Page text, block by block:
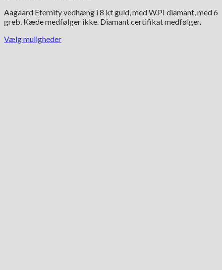
til
1,995.00 kr.
Aagaard Eternity vedhæng i 8 kt guld, med W.PI diamant, med 6
greb. Kæde medfølger ikke. Diamant certifikat medfølger.
Vælg muligheder